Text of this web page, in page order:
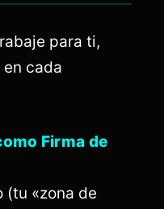
para ti,
cada
Firma de
(tu «zona de